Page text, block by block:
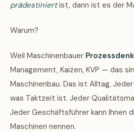
prädestiniertist, dann ist es der
Warum?
Weil Maschinenbauer
Management, Kaizen, KVP — das
Maschinenbau. Das ist Alltag.
was Taktzeit ist. Jeder
Jeder Geschäftsführer kann Ihnen
Maschinen nennen.